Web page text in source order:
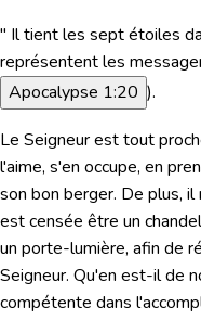
" Il tient les sept étoiles
représentent les
Apocalypse 1:20 ).
Le Seigneur est tout
l'aime, s'en occupe, en
son bon berger. De plus,
est censée être un
un porte-lumière, afin de
Seigneur. Qu'en est-il de
compétente dans